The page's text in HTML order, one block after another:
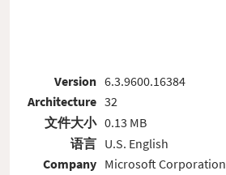
Version
Architecture
文件大小
语言
Company
6.3.9600.16384
32
0.13 MB
U.S. English
Microsoft Corporation